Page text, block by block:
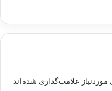
علامت‌گذاری شده‌اند